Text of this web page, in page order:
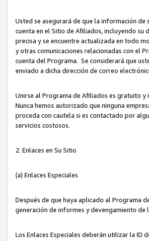
Usted se asegurará de que la información
cuenta en el Sitio de Afiliados, incluyendo
precisa y se encuentre actualizada en todo
y otras comunicaciones relacionadas con el
cuenta del Programa. Se considerará que
enviado a dicha dirección de correo
Unirse al Programa de Afiliados es gratuito
Nunca hemos autorizado que ninguna
proceda con cautela si es contactado por
servicios costosos.
2. Enlaces en Su Sitio
(a) Enlaces Especiales
Después de que haya aplicado al Programa
generación de informes y devengamiento de
Los Enlaces Especiales deberán utilizar la ID